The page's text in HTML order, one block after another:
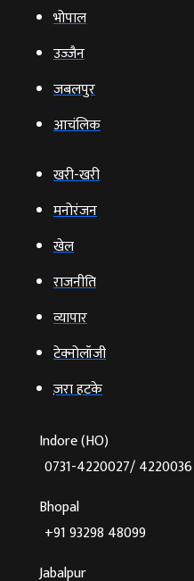
भोपाल
उज्‍जैन
जबलपुर
आचंलिक
खरी-खरी
मनोरंजन
खेल
राजनीति
व्‍यापार
टेक्‍नोलॉजी
ज़रा हटके
Indore (HO)
0731-4220027/ 4220036
Bhopal
+91 93298 48099
Jabalpur